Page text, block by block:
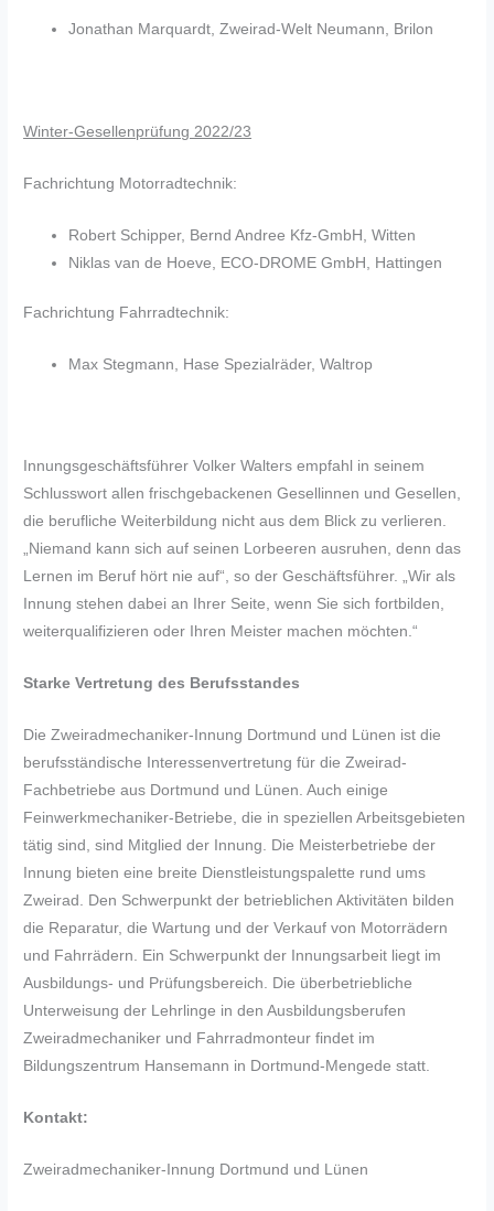
Jonathan Marquardt, Zweirad-Welt Neumann, Brilon
Winter-Gesellenprüfung 2022/23
Fachrichtung Motorradtechnik:
Robert Schipper, Bernd Andree Kfz-GmbH, Witten
Niklas van de Hoeve, ECO-DROME GmbH, Hattingen
Fachrichtung Fahrradtechnik:
Max Stegmann, Hase Spezialräder, Waltrop
Innungsgeschäftsführer Volker Walters empfahl in seinem
Schlusswort allen frischgebackenen Gesellinnen und Gesellen,
die berufliche Weiterbildung nicht aus dem Blick zu verlieren.
„Niemand kann sich auf seinen Lorbeeren ausruhen, denn das
Lernen im Beruf hört nie auf“, so der Geschäftsführer. „Wir als
Innung stehen dabei an Ihrer Seite, wenn Sie sich fortbilden,
weiterqualifizieren oder Ihren Meister machen möchten.“
Starke Vertretung des Berufsstandes
Die Zweiradmechaniker-Innung Dortmund und Lünen ist die
berufsständische Interessenvertretung für die Zweirad-
Fachbetriebe aus Dortmund und Lünen. Auch einige
Feinwerkmechaniker-Betriebe, die in speziellen Arbeitsgebieten
tätig sind, sind Mitglied der Innung. Die Meisterbetriebe der
Innung bieten eine breite Dienstleistungspalette rund ums
Zweirad. Den Schwerpunkt der betrieblichen Aktivitäten bilden
die Reparatur, die Wartung und der Verkauf von Motorrädern
und Fahrrädern. Ein Schwerpunkt der Innungsarbeit liegt im
Ausbildungs- und Prüfungsbereich. Die überbetriebliche
Unterweisung der Lehrlinge in den Ausbildungsberufen
Zweiradmechaniker und Fahrradmonteur findet im
Bildungszentrum Hansemann in Dortmund-Mengede statt.
Kontakt:
Zweiradmechaniker-Innung Dortmund und Lünen